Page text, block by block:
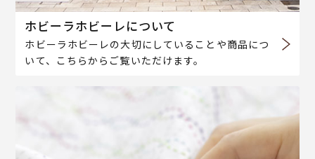
ホビーラホビーレについて
ホビーラホビーレの大切にしていることや商品につ
いて、こちらからご覧いただけます。